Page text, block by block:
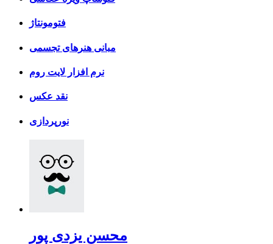
فتومونتاژ
مبانی هنرهای تجسمی
نرم افزار لایت روم
نقد عکس
نورپردازی
محسن یزدی پور